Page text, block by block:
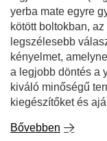
Bővebben